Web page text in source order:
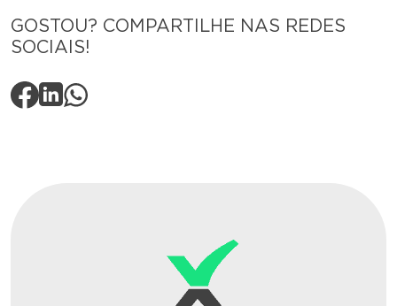
GOSTOU? COMPARTILHE NAS REDES
SOCIAIS!